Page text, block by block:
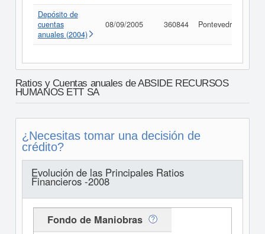
Depósito de
cuentas
anuales (2004)
08/09/2005 360844 Pontevedra
Ratios y Cuentas anuales de ABSIDE RECURSOS
HUMANOS ETT SA
¿Necesitas tomar una decisión de
crédito?
Evolución de las Principales Ratios
Financieros -2008
Fondo de Maniobras